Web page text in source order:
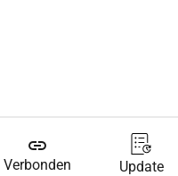
link
Verbonden Update